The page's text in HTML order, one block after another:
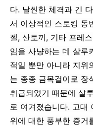
다. 날씬한 체격과 긴
서 이상적인 스토킹 동
젤, 산토끼, 기타 프레
임을 사냥하는 데 살루
적일 뿐만 아니라 지위
는 종종 금목걸이로 장
취급되었기 때문에 살
로 여겨졌습니다. 고대
위에 대한 풍부한 증거